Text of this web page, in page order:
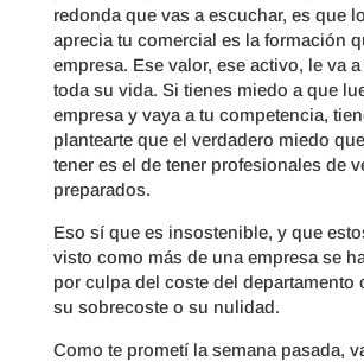
redonda que vas a escuchar, es que
aprecia tu comercial es la formación
empresa. Ese valor, ese activo, le va
toda su vida. Si tienes miedo a que
empresa y vaya a tu competencia,
plantearte que el verdadero miedo
tener es el de tener profesionales de
preparados.
Eso sí que es insostenible, y que
visto como más de una empresa se
por culpa del coste del departamento
su sobrecoste o su nulidad.
Como te prometí la semana pasada,